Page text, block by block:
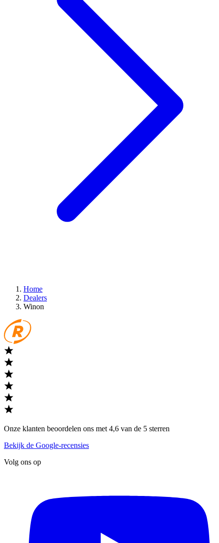
Home
Dealers
Winon
Onze klanten beoordelen ons met 4,6 van de 5 sterren
Bekijk de Google-recensies
Volg ons op